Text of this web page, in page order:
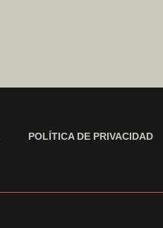
POLÍTICA DE PRIVACIDAD